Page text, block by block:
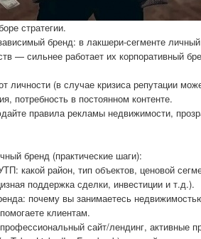
стратегии.
бренд: в лакшери-сегменте
— сильнее работает их корпоративный
личности (в случае кризиса репутации
потребность в постоянном контенте.
правила рекламы недвижимости,
бренд (практические шаги):
какой район, тип объектов, ценовой
поддержка сделки, инвестиции и т.д.).
почему вы занимаетесь
клиентам.
сайт/лендинг, активные